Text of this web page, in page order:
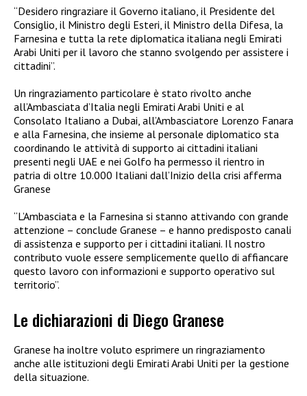
“Desidero ringraziare il Governo italiano, il Presidente del
Consiglio, il Ministro degli Esteri, il Ministro della Difesa, la
Farnesina e tutta la rete diplomatica italiana negli Emirati
Arabi Uniti per il lavoro che stanno svolgendo per assistere i
cittadini”.
Un ringraziamento particolare è stato rivolto anche
all’Ambasciata d’Italia negli Emirati Arabi Uniti e al
Consolato Italiano a Dubai, all’Ambasciatore Lorenzo Fanara
e alla Farnesina, che insieme al personale diplomatico sta
coordinando le attività di supporto ai cittadini italiani
presenti negli UAE e nei Golfo ha permesso il rientro in
patria di oltre 10.000 Italiani dall’Inizio della crisi afferma
Granese
“L’Ambasciata e la Farnesina si stanno attivando con grande
attenzione – conclude Granese – e hanno predisposto canali
di assistenza e supporto per i cittadini italiani. Il nostro
contributo vuole essere semplicemente quello di affiancare
questo lavoro con informazioni e supporto operativo sul
territorio”.
Le dichiarazioni di Diego Granese
Granese ha inoltre voluto esprimere un ringraziamento
anche alle istituzioni degli Emirati Arabi Uniti per la gestione
della situazione.